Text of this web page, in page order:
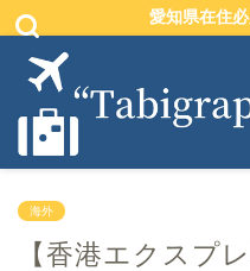
愛知県在住
海外
【香港エクスプ